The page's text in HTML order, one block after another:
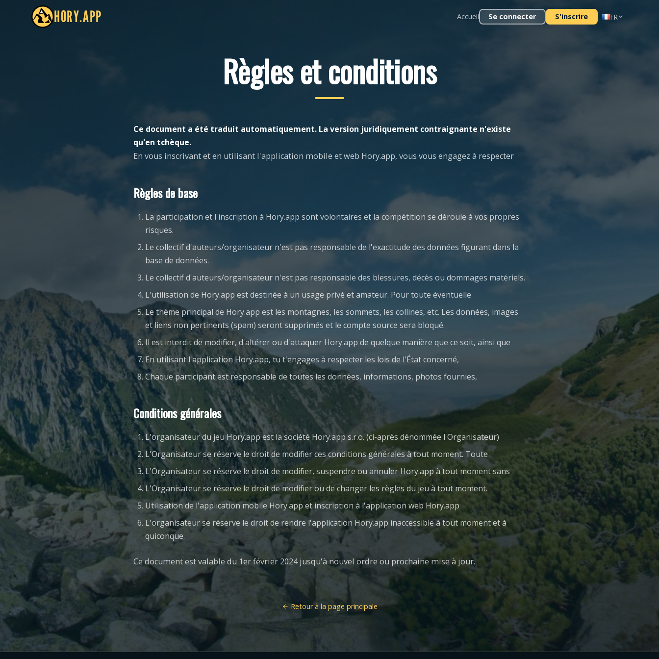
HORY.APP Accueil Se connecter S'inscrire FR
Règles et conditions
Ce document a été traduit automatiquement. La version juridiquement contraignante n'existe
qu'en tchèque.
En vous inscrivant et en utilisant l'application mobile et web Hory.app, vous vous engagez à respecter
Règles de base
La participation et l'inscription à Hory.app sont volontaires et la compétition se déroule à vos propres
risques.
Le collectif d'auteurs/organisateur n'est pas responsable de l'exactitude des données figurant dans la
base de données.
Le collectif d'auteurs/organisateur n'est pas responsable des blessures, décès ou dommages matériels.
L'utilisation de Hory.app est destinée à un usage privé et amateur. Pour toute éventuelle
Le thème principal de Hory.app est les montagnes, les sommets, les collines, etc. Les données, images
et liens non pertinents (spam) seront supprimés et le compte source sera bloqué.
Il est interdit de modifier, d'altérer ou d'attaquer Hory.app de quelque manière que ce soit, ainsi que
En utilisant l'application Hory.app, tu t'engages à respecter les lois de l'État concerné,
Chaque participant est responsable de toutes les données, informations, photos fournies,
Conditions générales
L'organisateur du jeu Hory.app est la société Hory.app s.r.o. (ci-après dénommée l'Organisateur)
L'Organisateur se réserve le droit de modifier ces conditions générales à tout moment. Toute
L'Organisateur se réserve le droit de modifier, suspendre ou annuler Hory.app à tout moment sans
L'Organisateur se réserve le droit de modifier ou de changer les règles du jeu à tout moment.
Utilisation de l'application mobile Hory.app et inscription à l'application web Hory.app
L'organisateur se réserve le droit de rendre l'application Hory.app inaccessible à tout moment et à
quiconque.
Ce document est valable du 1er février 2024 jusqu'à nouvel ordre ou prochaine mise à jour.
Retour à la page principale